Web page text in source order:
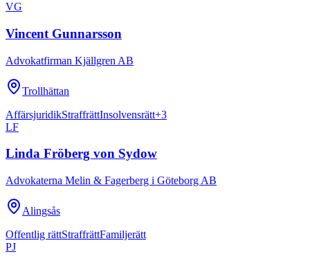
VG
Vincent Gunnarsson
Advokatfirman Kjällgren AB
Trollhättan
AffärsjuridikStraffrättInsolvensrätt+3
LF
Linda Fröberg von Sydow
Advokaterna Melin & Fagerberg i Göteborg AB
Alingsås
Offentlig rättStraffrättFamiljerätt
PJ